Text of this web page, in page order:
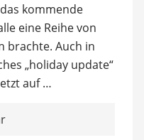
kommende
eine Reihe von
brachte. Auch in
„holiday update“
auf …